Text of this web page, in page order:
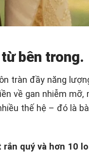
bên trong.
tràn đầy năng
về gan nhiễm mỡ,
thế hệ – đó là
rắn quý và hơn 10